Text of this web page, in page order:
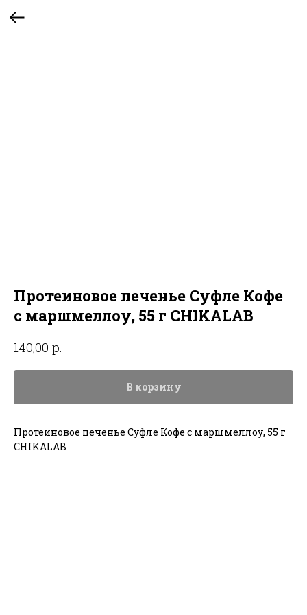
Протеиновое печенье Суфле Кофе
с маршмеллоу, 55 г CHIKALAB
140,00 р.
В корзину
Протеиновое печенье Суфле Кофе с маршмеллоу, 55 г
CHIKALAB